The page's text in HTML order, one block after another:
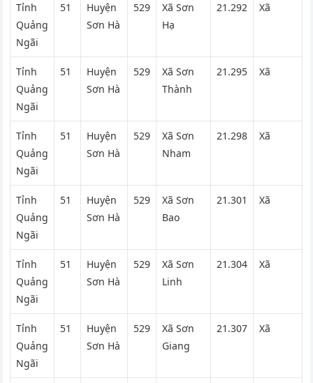
Tỉnh
Quảng
Ngãi
51
Huyện
Sơn Hà
529
Xã Sơn
Hạ
21.292 Xã
Tỉnh
Quảng
Ngãi
51
Huyện
Sơn Hà
529
Xã Sơn
Thành
21.295 Xã
Tỉnh
Quảng
Ngãi
51
Huyện
Sơn Hà
529
Xã Sơn
Nham
21.298 Xã
Tỉnh
Quảng
Ngãi
51
Huyện
Sơn Hà
529
Xã Sơn
Bao
21.301 Xã
Tỉnh
Quảng
Ngãi
51
Huyện
Sơn Hà
529
Xã Sơn
Linh
21.304 Xã
Tỉnh
Quảng
Ngãi
51
Huyện
Sơn Hà
529
Xã Sơn
Giang
21.307 Xã